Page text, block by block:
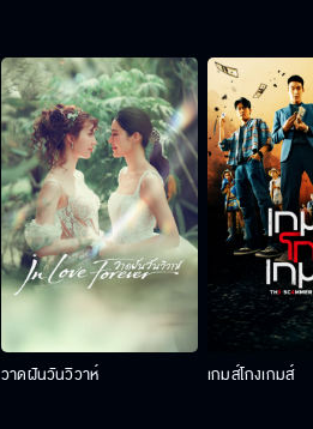
วาดฝันวันวิวาห์ เกมส์โกงเกมส์